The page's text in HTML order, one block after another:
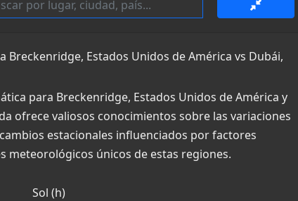
Estados Unidos de América vs Dubái,
para Breckenridge, Estados Unidos de América y
ofrece valiosos conocimientos sobre las variaciones
estacionales influenciados por factores
meteorológicos únicos de estas regiones.
Sol (h)